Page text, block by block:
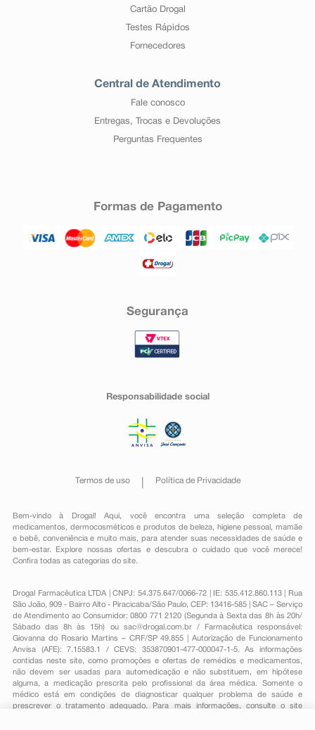
Cartão Drogal
Testes Rápidos
Fornecedores
Central de Atendimento
Fale conosco
Entregas, Trocas e Devoluções
Perguntas Frequentes
Formas de Pagamento
Segurança
Responsabilidade social
Termos de uso Política de Privacidade
Bem-vindo à Drogal! Aqui, você encontra uma seleção completa de
medicamentos , dermocosméticos e produtos de beleza, higiene pessoal ,mamãe
e bebê, conveniênciae muito mais, para atender suas necessidades de saúde e
bem-estar. Explore nossas ofertas e descubra o cuidado que você merece!
Confira todas as categorias do site.
Drogal Farmacêutica LTDA | CNPJ: 54.375.647/0066-72 | IE: 535.412.860.113 | Rua
São João, 909 - Bairro Alto - Piracicaba/São Paulo, CEP: 13416-585 | SAC – Serviço
de Atendimento ao Consumidor: 0800 771 2120 (Segunda à Sexta das 8h às 20h/
Sábado das 8h às 15h) ou sac@drogal.com.br/ Farmacêutica responsável:
Giovanna do Rosario Martins – CRF/SP 49.855 | Autorização de Funcionamento
Anvisa (AFE): 7.15583.1 / CEVS: 353870901-477-000047-1-5. As informações
contidas neste site, como promoções e ofertas de remédios e medicamentos,
não devem ser usadas para automedicação e não substituem, em hipótese
alguma, a medicação prescrita pelo profissional da área médica. Somente o
médico está em condições de diagnosticar qualquer problema de saúde e
prescrever o tratamento adequado. Para mais informações, consulte o site